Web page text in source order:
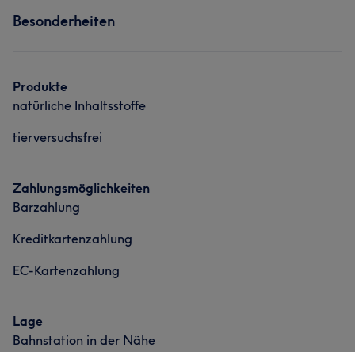
Besonderheiten
Produkte
natürliche Inhaltsstoffe
tierversuchsfrei
Zahlungsmöglichkeiten
Barzahlung
Kreditkartenzahlung
EC-Kartenzahlung
Lage
Bahnstation in der Nähe